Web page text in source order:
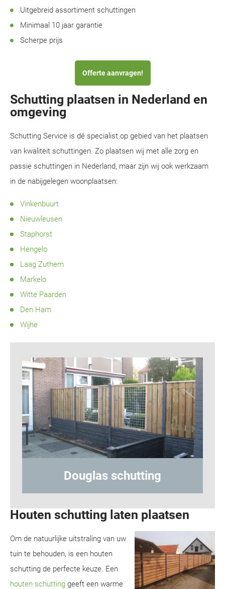
Uitgebreid assortiment schuttingen
Minimaal 10 jaar garantie
Scherpe prijs
Offerte aanvragen!
Schutting plaatsen in Nederland en
omgeving
Schutting Service is dé specialist op gebied van het plaatsen
van kwaliteit schuttingen. Zo plaatsen wij met alle zorg en
passie schuttingen in Nederland, maar zijn wij ook werkzaam
in de nabijgelegen woonplaatsen:
Vinkenbuurt
Nieuwleusen
Staphorst
Hengelo
Laag Zuthem
Markelo
Witte Paarden
Den Ham
Wijhe
Hout-betonschutting
Houten schutting laten plaatsen
Om de natuurlijke uitstraling van uw
tuin te behouden, is een houten
schutting de perfecte keuze. Een
houten schutting geeft een warme